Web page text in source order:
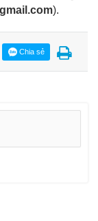
).
Chia sẻ